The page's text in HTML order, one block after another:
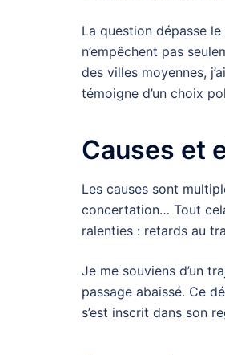
La question dépasse
n’empêchent pas
des villes moyennes,
témoigne d’un choix
Causes et
Les causes sont
concertation… Tout
ralenties : retards au
Je me souviens d’un
passage abaissé. Ce
s’est inscrit dans son